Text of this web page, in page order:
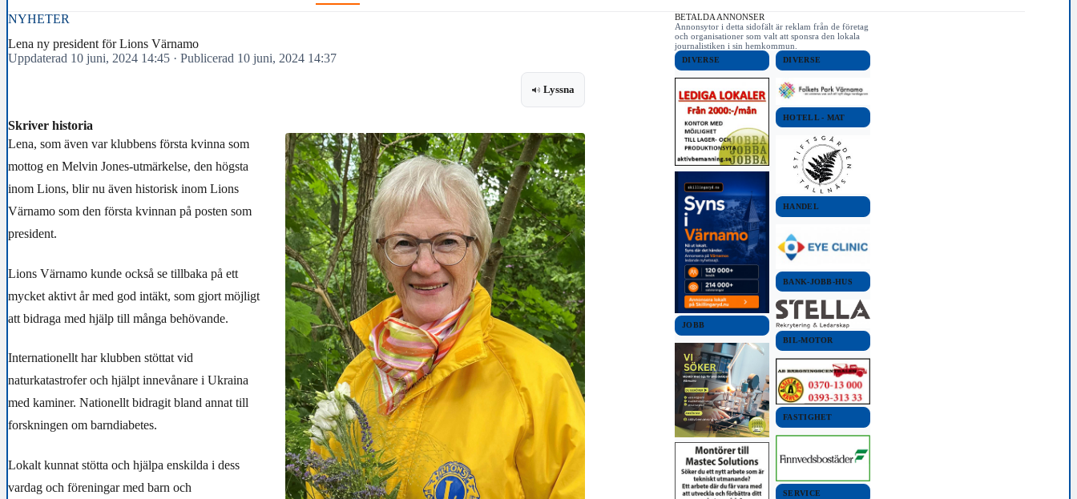
NYHETER
Lena ny president för Lions Värnamo
Uppdaterad 10 juni, 2024 14:45 · Publicerad 10 juni, 2024 14:37
Lyssna
Skriver historia
Lena, som även var klubbens första kvinna som
mottog en Melvin Jones-utmärkelse, den högsta
inom Lions, blir nu även historisk inom Lions
Värnamo som den första kvinnan på posten som
president.
Lions Värnamo kunde också se tillbaka på ett
mycket aktivt år med god intäkt, som gjort möjligt
att bidraga med hjälp till många behövande.
Internationellt har klubben stöttat vid
naturkatastrofer och hjälpt innevånare i Ukraina
med kaminer. Nationellt bidragit bland annat till
forskningen om barndiabetes.
Lokalt kunnat stötta och hjälpa enskilda i dess
vardag och föreningar med barn och
BETALDA ANNONSER
Annonsytor i detta sidofält är reklam från de företag
och organisationer som valt att sponsra den lokala
journalistiken i sin hemkommun.
DIVERSE
JOBB
DIVERSE
HOTELL - MAT
HANDEL
BANK-JOBB-HUS
BIL-MOTOR
FASTIGHET
SERVICE